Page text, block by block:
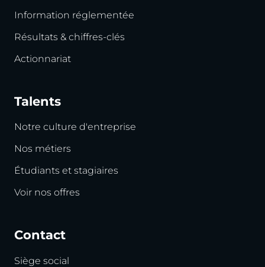
Information réglementée
Résultats & chiffres-clés
Actionnariat
Talents
Notre culture d'entreprise
Nos métiers
Étudiants et stagiaires
Voir nos offres
Contact
Siège social